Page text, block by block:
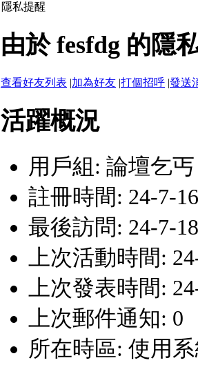
隱私提醒
由於 fesfdg 的隱
查看好友列表 |加為好友 |打個招呼 |發送
活躍概況
用戶組: 論壇乞丐
註冊時間: 24-7-
最後訪問: 24-7-
上次活動時間:
上次發表時間:
上次郵件通知: 0
所在時區: 使用